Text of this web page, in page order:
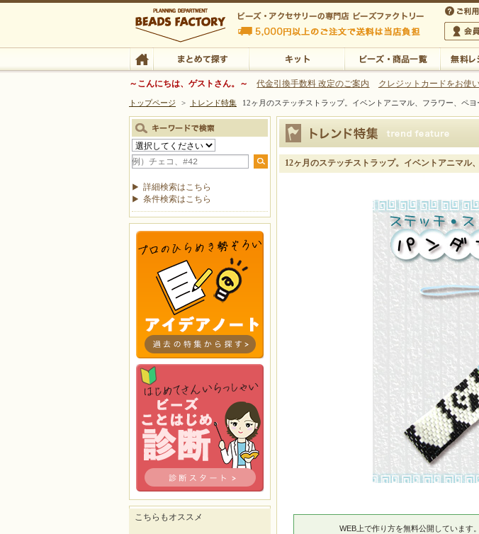
ビーズファクトリー ビーズ・パーツ・金具など・アクセサリーの専門店
TOP まとめて探す
～こんにちは、ゲストさん。～ 代金引換手数料 改定のご案内 クレジットカードをお使
トップページ > トレンド特集 12ヶ月のステッチストラップ。イベントアニマル、フラワー、ペ
12ヶ月のステッチストラップ。イベントアニマル
WEB上で作り方を無料公開しています。
詳細検索はこちら
条件検索はこちら
こちらもオススメ